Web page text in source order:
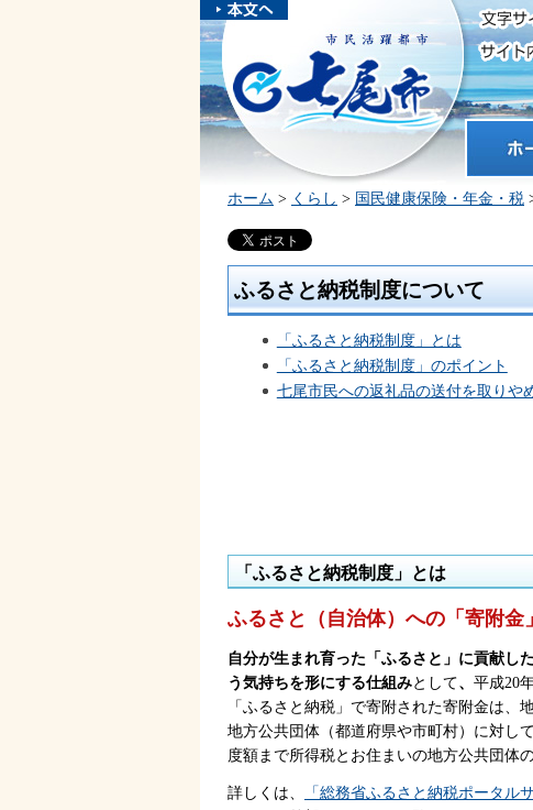
本文へスキ
ップしま
す。
市民活躍都市 七尾市
ホーム > くらし > 国民健康保険・年金・税
ふるさと納税制度について
「ふるさと納税制度」とは
「ふるさと納税制度」のポイント
七尾市民への返礼品の送付を取りや
「ふるさと納税制度」とは
ふるさと（自治体）への「寄附金
自分が生まれ育った「ふるさと」に貢献し
う気持ちを形にする仕組みとして、 平成20
「ふるさと納税」で寄附された寄附金は、
地方公共団体（都道府県や市町村）に対し
度額まで所得税とお住まいの地方公共団体
詳しくは、 「総務省ふるさと納税ポータル